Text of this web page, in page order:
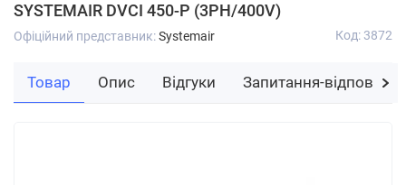
SYSTEMAIR DVCI 450-P (3PH/400V)
Офіційний представник:Systemair Код: 3872
Товар Опис Відгуки Запитання-відповідь